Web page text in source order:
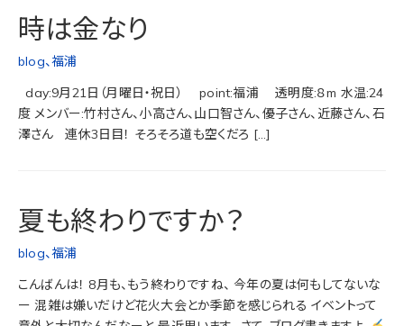
時は金なり
blog、福浦
day:9月21日（月曜日・祝日） point:福浦 透明度:８m 水温:24
度 メンバー:竹村さん、小高さん、山口智さん、優子さん、近藤さん、石
澤さん 連休3日目！ そろそろ道も空くだろ […]
夏も終わりですか？
blog、福浦
こんばんは！ 8月も、もう終わりですね、 今年の夏は何もしてないな
ー 混雑は嫌いだけど花火大会とか季節を感じられる イベントって